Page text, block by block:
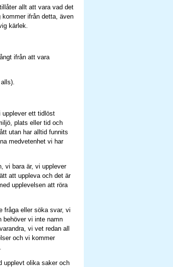
allt att vara vad det
kommer ifrån detta, även
kärlek.
ifrån att vara
upplever ett tidlöst
plats eller tid och
utan har alltid funnits
medvetenhet vi har
vi bara är, vi upplever
att uppleva och det är
upplevelsen att röra
fråga eller söka svar, vi
behöver vi inte namn
vi vet redan all
och vi kommer
upplevt olika saker och